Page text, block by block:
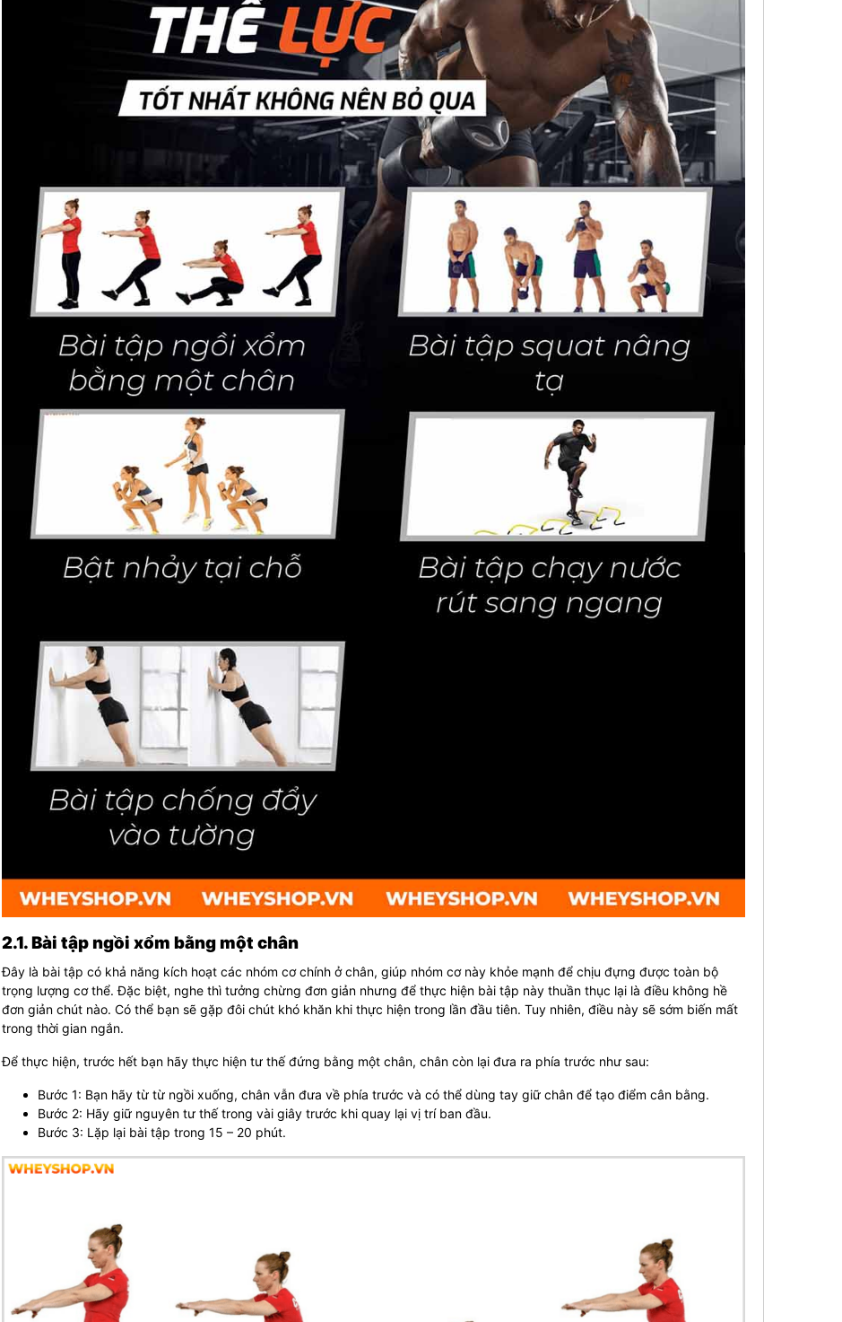
2.1. Bài tập ngồi xổm bằng một chân
Đây là bài tập có khả năng kích hoạt các nhóm cơ chính ở chân, giúp nhóm cơ này khỏe mạnh để chịu đựng được toàn bộ
trọng lượng cơ thể. Đặc biệt, nghe thì tưởng chừng đơn giản nhưng để thực hiện bài tập này thuần thục lại là điều không hề
đơn giản chút nào. Có thể bạn sẽ gặp đôi chút khó khăn khi thực hiện trong lần đầu tiên. Tuy nhiên, điều này sẽ sớm biến mất
trong thời gian ngắn.
Để thực hiện, trước hết bạn hãy thực hiện tư thế đứng bằng một chân, chân còn lại đưa ra phía trước như sau:
Bước 1: Bạn hãy từ từ ngồi xuống, chân vẫn đưa về phía trước và có thể dùng tay giữ chân để tạo điểm cân bằng.
Bước 2: Hãy giữ nguyên tư thế trong vài giây trước khi quay lại vị trí ban đầu.
Bước 3: Lặp lại bài tập trong 15 – 20 phút.